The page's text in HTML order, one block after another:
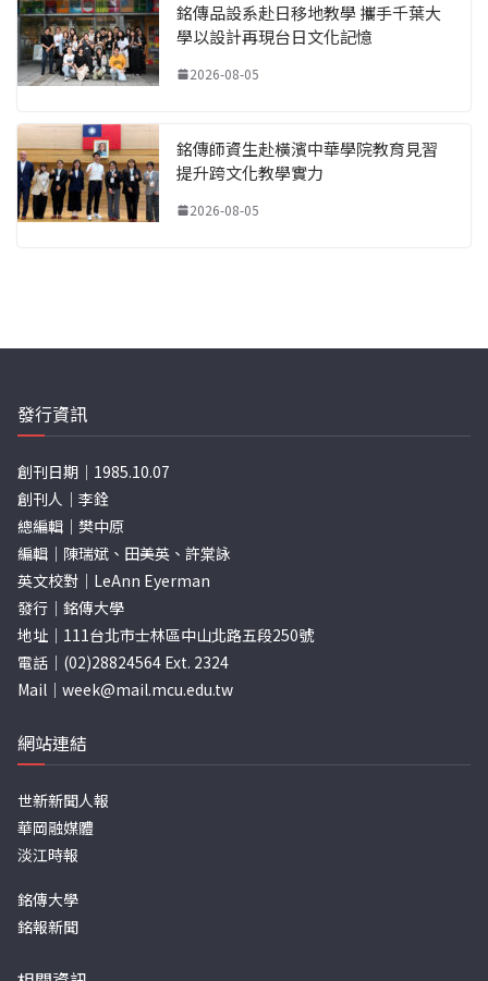
銘傳品設系赴日移地教學 攜手千葉大
學以設計再現台日文化記憶
2026-08-05
銘傳師資生赴橫濱中華學院教育見習
提升跨文化教學實力
2026-08-05
發行資訊
創刊日期｜1985.10.07
創刊人｜李銓
總編輯｜樊中原
編輯｜陳瑞斌、田美英、許棠詠
英文校對｜LeAnn Eyerman
發行｜銘傳大學
地址｜111台北市士林區中山北路五段250號
電話｜(02)28824564 Ext. 2324
Mail｜ week@mail.mcu.edu.tw
網站連結
世新新聞人報
華岡融媒體
淡江時報
銘傳大學
銘報新聞